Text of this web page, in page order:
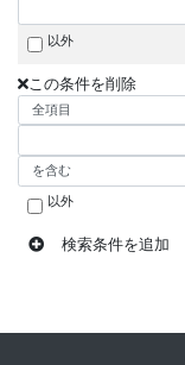
以外
この条件を削除
以外
検索条件を追加